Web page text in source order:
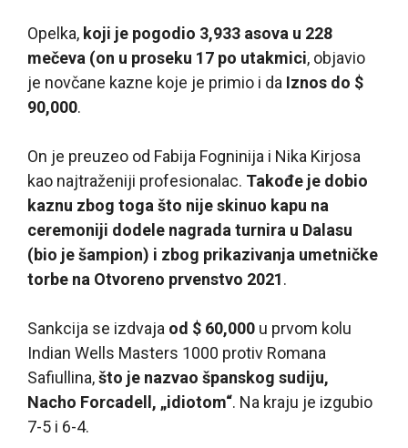
Opelka, koji je pogodio 3,933 asova u 228
mečeva (on u proseku 17 po utakmici, objavio
je novčane kazne koje je primio i da Iznos do $
90,000.
On je preuzeo od Fabija Fogninija i Nika Kirjosa
kao najtraženiji profesionalac. Takođe je dobio
kaznu zbog toga što nije skinuo kapu na
ceremoniji dodele nagrada turnira u Dalasu
(bio je šampion) i zbog prikazivanja umetničke
torbe na Otvoreno prvenstvo 2021.
Sankcija se izdvaja od $ 60,000 u prvom kolu
Indian Wells Masters 1000 protiv Romana
Safiullina,što je nazvao španskog sudiju,
Nacho Forcadell, „idiotom“. Na kraju je izgubio
7-5 i 6-4.